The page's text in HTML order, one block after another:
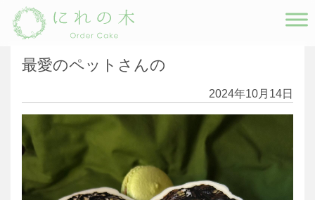
Main Navigation
最愛のペットさんの
2024年10月14日